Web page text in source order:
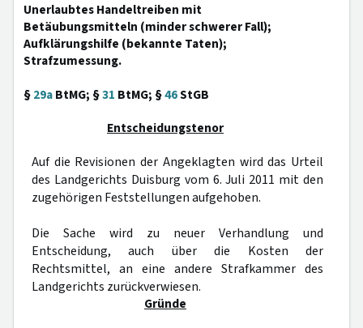
Unerlaubtes Handeltreiben mit
Betäubungsmitteln (minder schwerer Fall);
Aufklärungshilfe (bekannte Taten);
Strafzumessung.
§29aBtMG; §31 BtMG; §46StGB
Entscheidungstenor
Auf die Revisionen der Angeklagten wird das Urteil
des Landgerichts Duisburg vom 6. Juli 2011 mit den
zugehörigen Feststellungen aufgehoben.
Die Sache wird zu neuer Verhandlung und
Entscheidung, auch über die Kosten der
Rechtsmittel, an eine andere Strafkammer des
Landgerichts zurückverwiesen.
Gründe